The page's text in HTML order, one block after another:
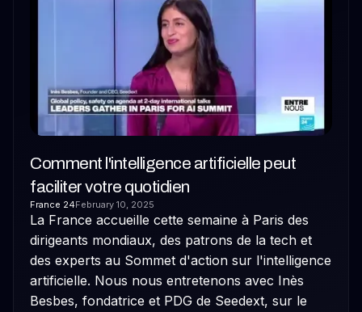
Comment l'intelligence artificielle peut
faciliter votre quotidien
France 24February 10, 2025
La France accueille cette semaine à Paris des
dirigeants mondiaux, des patrons de la tech et
des experts au Sommet d'action sur l'intelligence
artificielle. Nous nous entretenons avec Inès
Besbes, fondatrice et PDG de Seedext, sur le